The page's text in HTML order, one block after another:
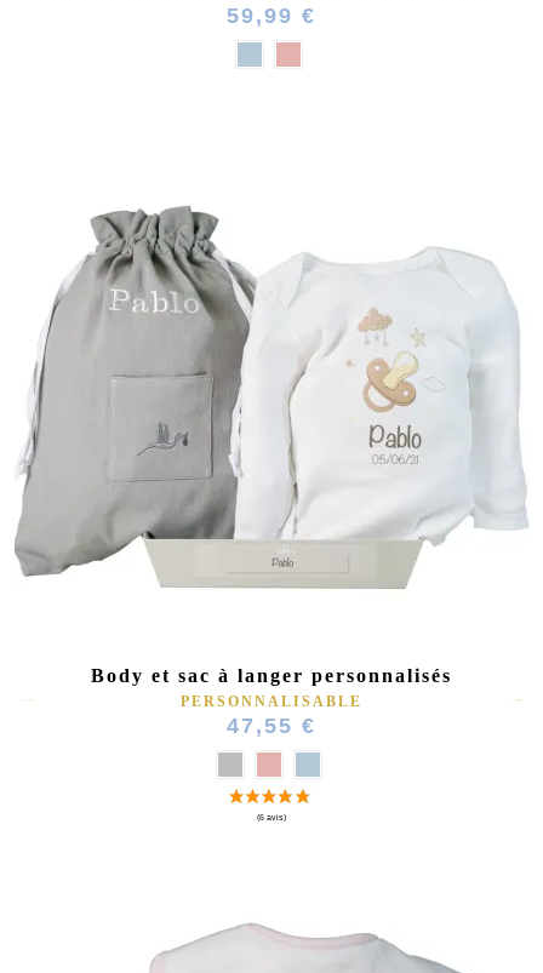
59,99 €
Body et sac à langer personnalisés
PERSONNALISABLE
47,55 €